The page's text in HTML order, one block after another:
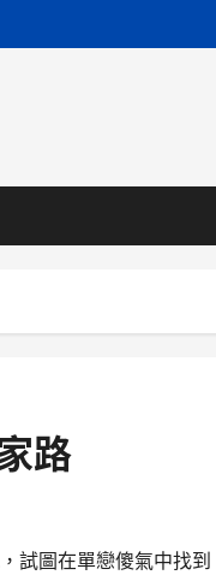
路
試圖在單戀傻氣中找到